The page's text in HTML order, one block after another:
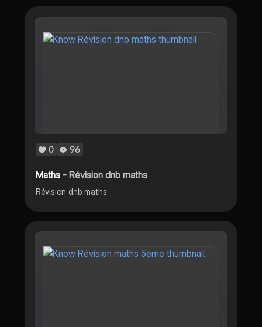
0 96
Maths -Révision dnb maths
Révision dnb maths